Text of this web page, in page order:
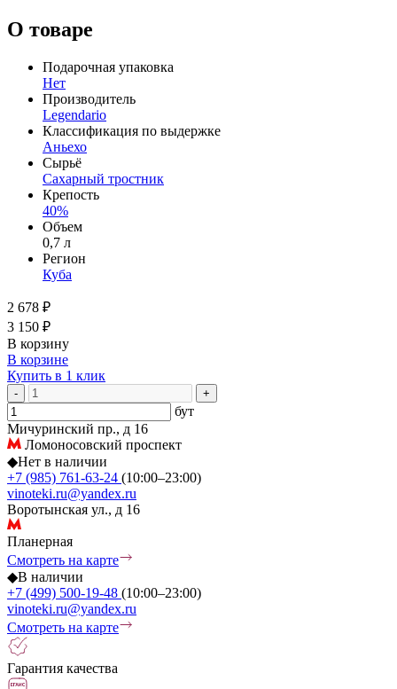
О товаре
Подарочная упаковка
Нет
Производитель
Legendario
Классификация по выдержке
Аньехо
Сырьё
Сахарный тростник
Крепость
40%
Объем
0,7 л
Регион
Куба
2 678 ₽
3 150 ₽
В корзину
В корзине
Купить в 1 клик
- +
бут
Мичуринский пр., д 16
Ломоносовский проспект
◆Нет в наличии
+7 (985) 761-63-24 (10:00–23:00)
vinoteki.ru@yandex.ru
Воротынская ул., д 16
Планерная
Смотреть на карте
◆В наличии
+7 (499) 500-19-48 (10:00–23:00)
vinoteki.ru@yandex.ru
Смотреть на карте
Гарантия качества